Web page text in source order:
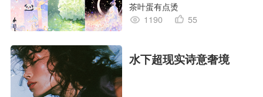
茶叶蛋有点烫
1190
55
水下超现实诗意奢境